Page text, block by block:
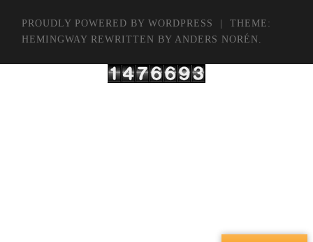
PROUDLY POWERED BY WORDPRESS
THEME:
HEMINGWAY REWRITTEN BY ANDERS NORÉN